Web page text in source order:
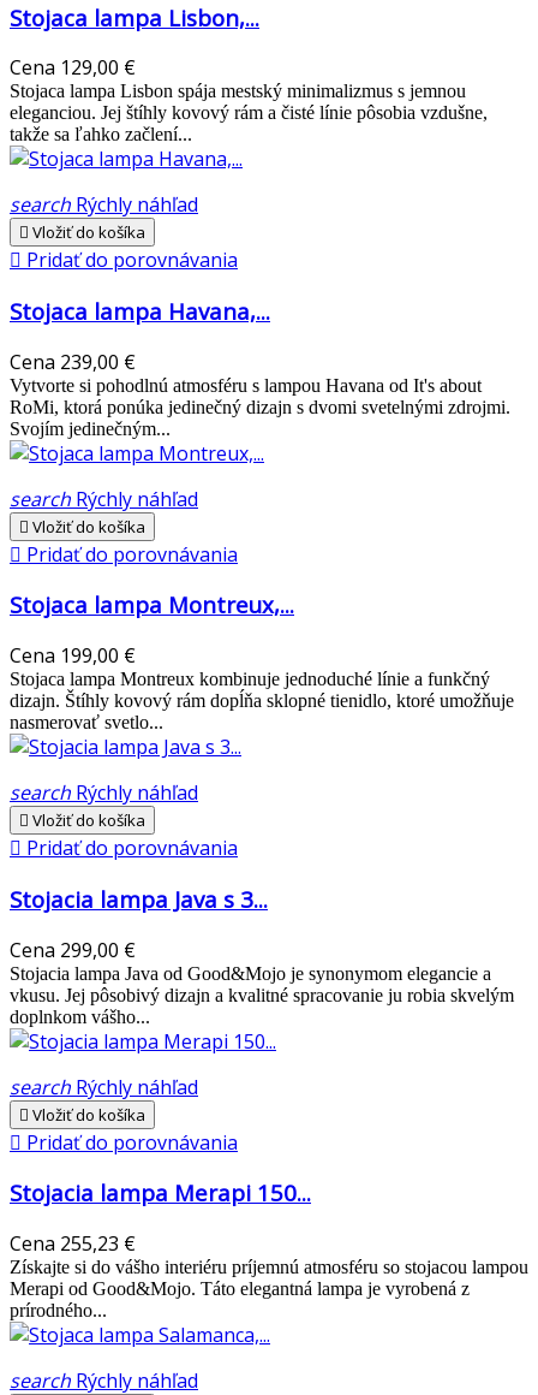
Stojaca lampa Lisbon,...
Cena 129,00 €
Stojaca lampa Lisbon spája mestský minimalizmus s jemnou
eleganciou. Jej štíhly kovový rám a čisté línie pôsobia vzdušne,
takže sa ľahko začlení...
search Rýchly náhľad
 Vložiť do košíka
 Pridať do porovnávania
Stojaca lampa Havana,...
Cena 239,00 €
Vytvorte si pohodlnú atmosféru s lampou Havana od It's about
RoMi, ktorá ponúka jedinečný dizajn s dvomi svetelnými zdrojmi.
Svojím jedinečným...
search Rýchly náhľad
 Vložiť do košíka
 Pridať do porovnávania
Stojaca lampa Montreux,...
Cena 199,00 €
Stojaca lampa Montreux kombinuje jednoduché línie a funkčný
dizajn. Štíhly kovový rám dopĺňa sklopné tienidlo, ktoré umožňuje
nasmerovať svetlo...
search Rýchly náhľad
 Vložiť do košíka
 Pridať do porovnávania
Stojacia lampa Java s 3...
Cena 299,00 €
Stojacia lampa Java od Good&Mojo je synonymom elegancie a
vkusu. Jej pôsobivý dizajn a kvalitné spracovanie ju robia skvelým
doplnkom vášho...
search Rýchly náhľad
 Vložiť do košíka
 Pridať do porovnávania
Stojacia lampa Merapi 150...
Cena 255,23 €
Získajte si do vášho interiéru príjemnú atmosféru so stojacou lampou
Merapi od Good&Mojo. Táto elegantná lampa je vyrobená z
prírodného...
search Rýchly náhľad